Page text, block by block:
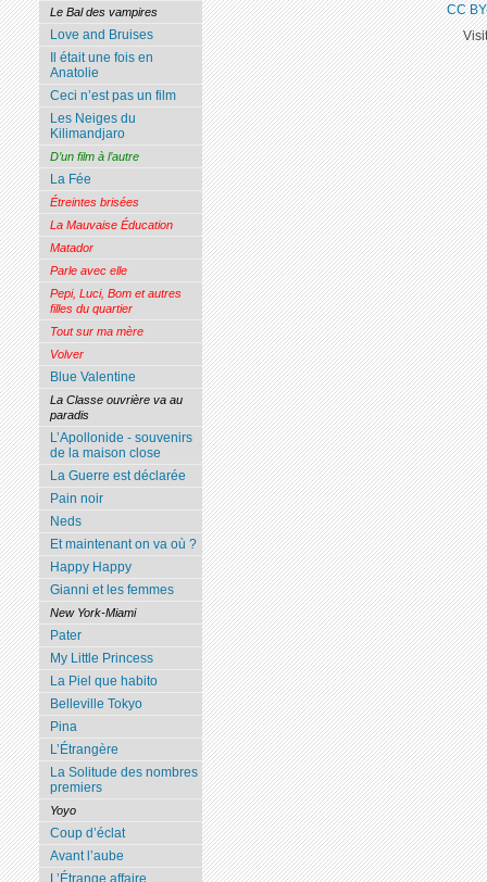
Le Bal des vampires
Love and Bruises
Il était une fois en
Anatolie
Ceci n’est pas un film
Les Neiges du
Kilimandjaro
D’un film à l’autre
La Fée
Étreintes brisées
La Mauvaise Éducation
Matador
Parle avec elle
Pepi, Luci, Bom et autres
filles du quartier
Tout sur ma mère
Volver
Blue Valentine
La Classe ouvrière va au
paradis
L’Apollonide - souvenirs
de la maison close
La Guerre est déclarée
Pain noir
Neds
Et maintenant on va où ?
Happy Happy
Gianni et les femmes
New York-Miami
Pater
My Little Princess
La Piel que habito
Belleville Tokyo
Pina
L’Étrangère
La Solitude des nombres
premiers
Yoyo
Coup d’éclat
Avant l’aube
CC